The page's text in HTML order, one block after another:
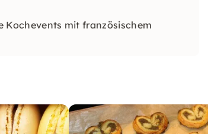
Kochevents mit französischem